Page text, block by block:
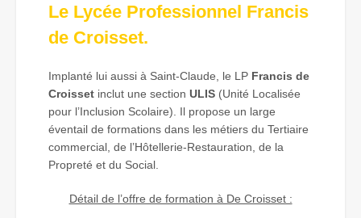
Le Lycée Professionnel Francis
de Croisset.
Implanté lui aussi à Saint-Claude, le LP Francis de
Croisset inclut une section ULIS (Unité Localisée
pour l’Inclusion Scolaire). Il propose un large
éventail de formations dans les métiers du Tertiaire
commercial, de l’Hôtellerie-Restauration, de la
Propreté et du Social.
Détail de l’offre de formation à De Croisset :